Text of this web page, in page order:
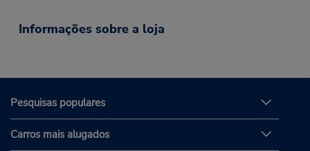
Informações sobre a loja
Pesquisas populares
Carros mais alugados